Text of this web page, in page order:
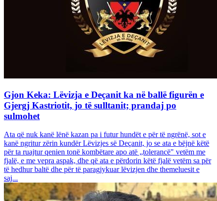
Gjon Keka: Lëvizja e Deçanit ka në ballë figurën e
Gjergj Kastriotit, jo të sulltanit; prandaj po
sulmohet
Ata që nuk kanë lënë kazan pa i futur hundët e për të ngrënë, sot e
kanë ngritur zërin kundër Lëvizjes së Deçanit, jo se ata e bëjnë këtë
për ta ruajtur qenien tonë kombëtare apo atë „tolerancë" vetëm me
fjalë, e me vepra aspak, dhe që ata e përdorin këtë fjalë vetëm sa për
të hedhur baltë dhe për të paragjykuar lëvizjen dhe themeluesit e
saj...